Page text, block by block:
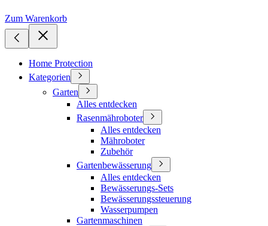
Zum Warenkorb
Home Protection
Kategorien
Garten
Alles entdecken
Rasenmähroboter
Alles entdecken
Mähroboter
Zubehör
Gartenbewässerung
Alles entdecken
Bewässerungs-Sets
Bewässerungssteuerung
Wasserpumpen
Gartenmaschinen